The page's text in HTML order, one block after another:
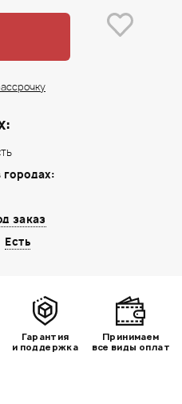
заказ
Есть
Гарантия
и поддержка
Принимаем
все виды оплат